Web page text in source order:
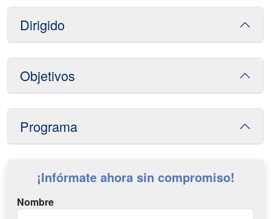
Dirigido
Objetivos
Programa
¡Infórmate ahora sin compromiso!
Nombre